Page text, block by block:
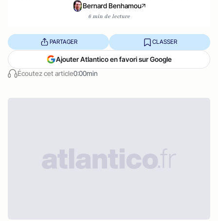
Bernard Benhamou
6 min de lecture
Écoutez cet article0:00min
PARTAGER CLASSER
Ajouter Atlantico en favori sur Google